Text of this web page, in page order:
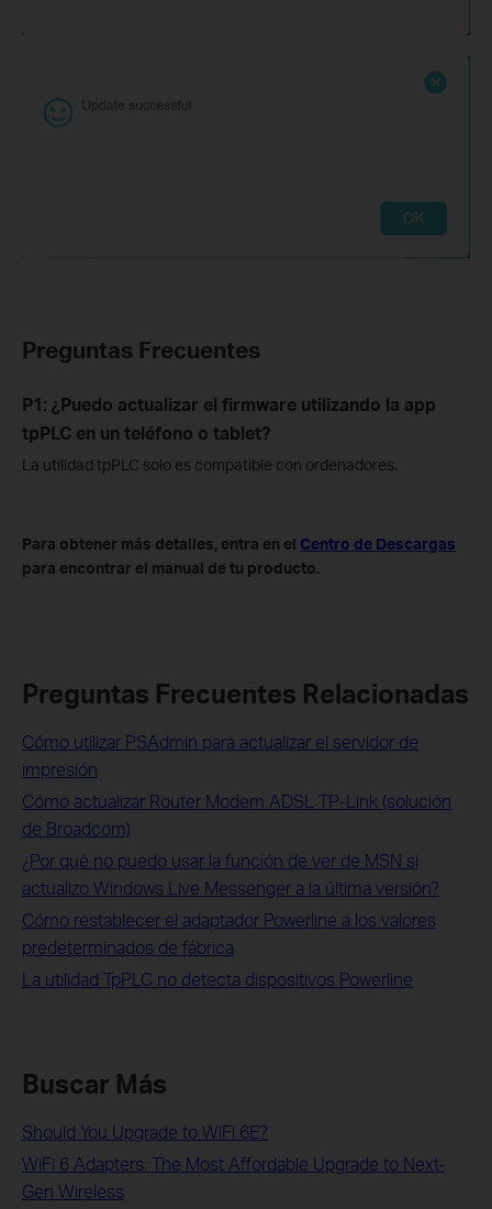
Preguntas Frecuentes
P1: ¿Puedo actualizar el firmware utilizando la app
tpPLC en un teléfono o tablet?
La utilidad tpPLC solo es compatible con ordenadores.
Para obtener más detalles, entra en el Centro de Descargas
para encontrar el manual de tu producto.
Preguntas Frecuentes Relacionadas
Cómo utilizar PSAdmin para actualizar el servidor de
impresión
Cómo actualizar Router Modem ADSL TP-Link (solución
de Broadcom)
¿Por qué no puedo usar la función de ver de MSN si
actualizo Windows Live Messenger a la última versión?
Cómo restablecer el adaptador Powerline a los valores
predeterminados de fábrica
La utilidad TpPLC no detecta dispositivos Powerline
Buscar Más
Should You Upgrade to WiFi 6E?
WiFi 6 Adapters: The Most Affordable Upgrade to Next-
Gen Wireless